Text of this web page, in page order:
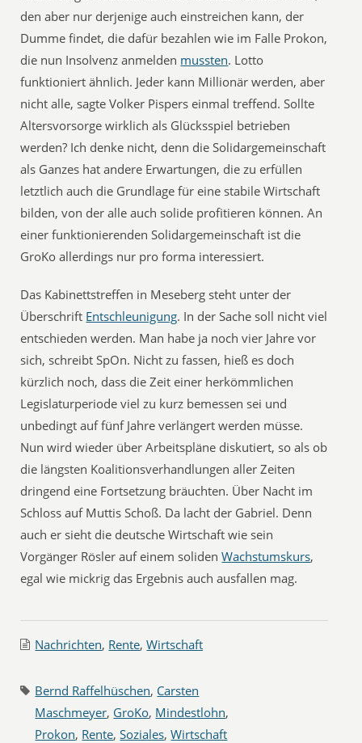
den aber nur derjenige auch einstreichen kann, der
Dumme findet, die dafür bezahlen wie im Falle Prokon,
die nun Insolvenz anmelden mussten. Lotto
funktioniert ähnlich. Jeder kann Millionär werden, aber
nicht alle, sagte Volker Pispers einmal treffend. Sollte
Altersvorsorge wirklich als Glücksspiel betrieben
werden? Ich denke nicht, denn die Solidargemeinschaft
als Ganzes hat andere Erwartungen, die zu erfüllen
letztlich auch die Grundlage für eine stabile Wirtschaft
bilden, von der alle auch solide profitieren können. An
einer funktionierenden Solidargemeinschaft ist die
GroKo allerdings nur pro forma interessiert.
Das Kabinettstreffen in Meseberg steht unter der
Überschrift Entschleunigung. In der Sache soll nicht viel
entschieden werden. Man habe ja noch vier Jahre vor
sich, schreibt SpOn. Nicht zu fassen, hieß es doch
kürzlich noch, dass die Zeit einer herkömmlichen
Legislaturperiode viel zu kurz bemessen sei und
unbedingt auf fünf Jahre verlängert werden müsse.
Nun wird wieder über Arbeitspläne diskutiert, so als ob
die längsten Koalitionsverhandlungen aller Zeiten
dringend eine Fortsetzung bräuchten. Über Nacht im
Schloss auf Muttis Schoß. Da lacht der Gabriel. Denn
auch er sieht die deutsche Wirtschaft wie sein
Vorgänger Rösler auf einem solidenWachstumskurs,
egal wie mickrig das Ergebnis auch ausfallen mag.
Nachrichten, Rente,Wirtschaft
Bernd Raffelhüschen, Carsten
Maschmeyer, GroKo, Mindestlohn,
Prokon, Rente,Soziales,Wirtschaft